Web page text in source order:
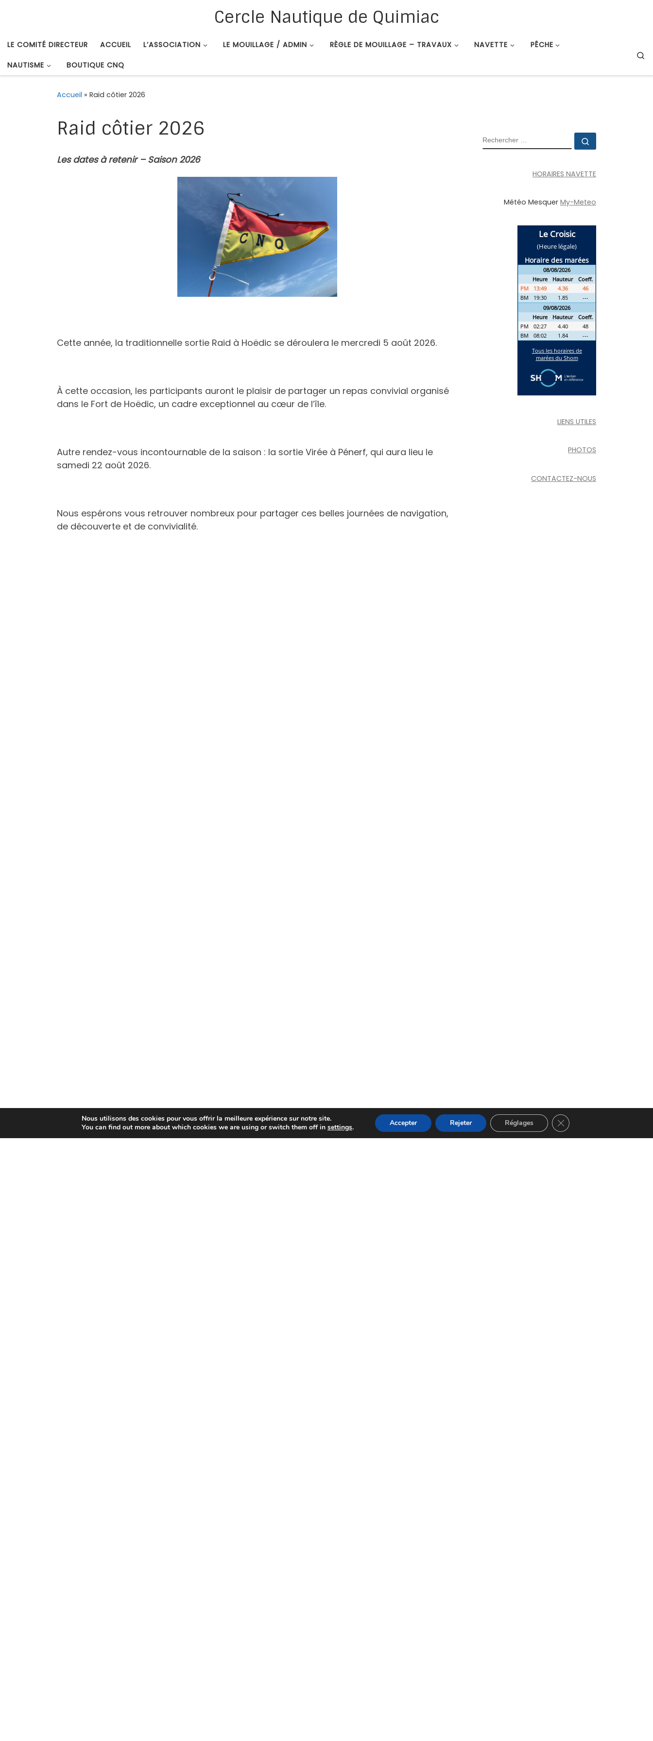
Cercle Nautique de Quimiac
LE COMITÉ DIRECTEUR ACCUEIL L’ASSOCIATION LE MOUILLAGE / ADMIN RÈGLE DE MOUILLAGE – TRAVAUX NAVETTE PÊCHE
NAUTISME BOUTIQUE CNQ
Accueil » Raid côtier 2026
Raid côtier 2026
Les dates à retenir – Saison 2026
Cette année, la traditionnelle sortie Raid à Hoëdic se déroulera le mercredi 5 août 2026.
À cette occasion, les participants auront le plaisir de partager un repas convivial organisé
dans le Fort de Hoëdic, un cadre exceptionnel au cœur de l’île.
Autre rendez-vous incontournable de la saison : la sortie Virée à Pénerf, qui aura lieu le
samedi 22 août 2026.
Nous espérons vous retrouver nombreux pour partager ces belles journées de navigation,
de découverte et de convivialité.
RECHERCHER
HORAIRES NAVETTE
Météo Mesquer My-Meteo
LIENS UTILES
PHOTOS
CONTACTEZ-NOUS
Nous utilisons des cookies pour vous offrir la meilleure expérience sur notre site.
You can find out more about which cookies we are using or switch them off in settings. Accepter Rejeter Réglages Fermer la bannière des